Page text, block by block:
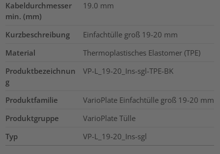
Kabeldurchmesser
min. (mm)
19.0 mm
Kurzbeschreibung
Einfachtülle groß 19-20 mm
Material
Thermoplastisches Elastomer (TPE)
Produktbezeichnun
g
VP-L_19-20_Ins-sgl-TPE-BK
Produktfamilie
VarioPlate Einfachtülle groß 19-20 mm
Produktgruppe
VarioPlate Tülle
Typ
VP-L_19-20_Ins-sgl